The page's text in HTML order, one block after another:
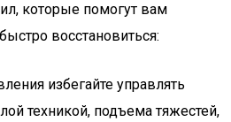
которые помогут вам
восстановиться:
избегайте управлять
техникой, подъема тяжестей,